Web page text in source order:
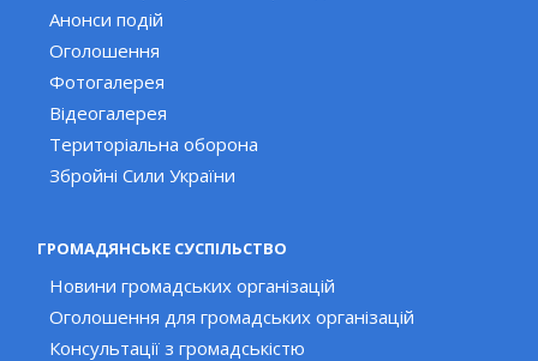
Анонси подій
Оголошення
Фотогалерея
Відеогалерея
Територіальна оборона
Збройні Сили України
ГРОМАДЯНСЬКЕ СУСПІЛЬСТВО
Новини громадських організацій
Оголошення для громадських організацій
Консультації з громадськістю